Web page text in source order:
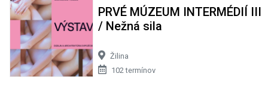
PRVÉ MÚZEUM INTERMÉDIÍ III
/ Nežná sila
Žilina
102 termínov